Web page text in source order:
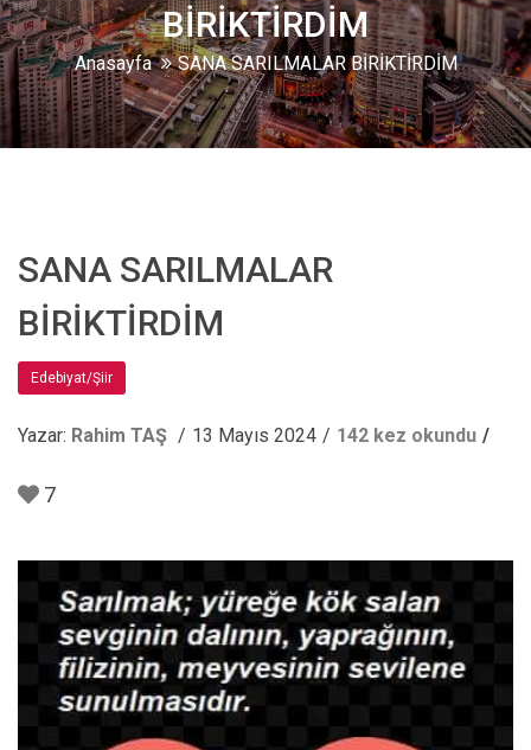
BİRİKTİRDİM
Anasayfa SANA SARILMALAR BİRİKTİRDİM
SANA SARILMALAR
BİRİKTİRDİM
Edebiyat/Şiir
Yazar: Rahim TAŞ 13 Mayıs 2024 142 kez okundu
7